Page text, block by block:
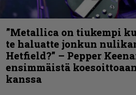
”Metallica on tiukempi
te haluatte jonkun
Hetfield?” – Pepper
ensimmäistä
kanssa